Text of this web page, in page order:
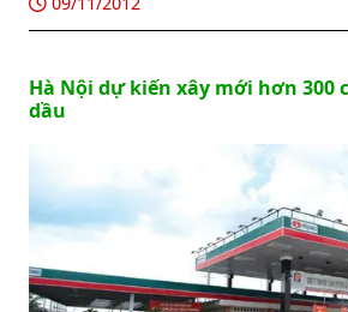
Hà Nội dự kiến xây mới hơn 300
dầu